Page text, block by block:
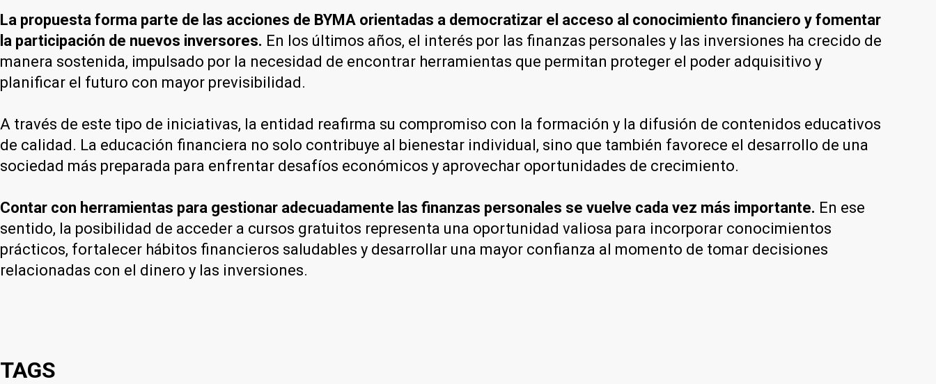
La propuesta forma parte de las acciones de BYMA orientadas a democratizar el acceso al conocimiento financiero y fomentar
la participación de nuevos inversores. En los últimos años, el interés por las finanzas personales y las inversiones ha crecido de
manera sostenida, impulsado por la necesidad de encontrar herramientas que permitan proteger el poder adquisitivo y
planificar el futuro con mayor previsibilidad.
A través de este tipo de iniciativas, la entidad reafirma su compromiso con la formación y la difusión de contenidos educativos
de calidad. La educación financiera no solo contribuye al bienestar individual, sino que también favorece el desarrollo de una
sociedad más preparada para enfrentar desafíos económicos y aprovechar oportunidades de crecimiento.
Contar con herramientas para gestionar adecuadamente las finanzas personales se vuelve cada vez más importante. En ese
sentido, la posibilidad de acceder a cursos gratuitos representa una oportunidad valiosa para incorporar conocimientos
prácticos, fortalecer hábitos financieros saludables y desarrollar una mayor confianza al momento de tomar decisiones
relacionadas con el dinero y las inversiones.
TAGS